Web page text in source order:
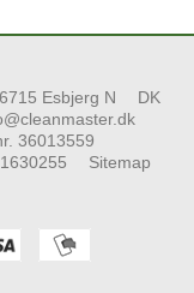
6715 Esbjerg N
DK
36013559
Sitemap